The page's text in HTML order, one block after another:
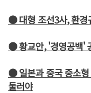
● 대형 조선3사, 환경
● 황교안, '경영공백'
● 일본과 중국 중소형
둘러야